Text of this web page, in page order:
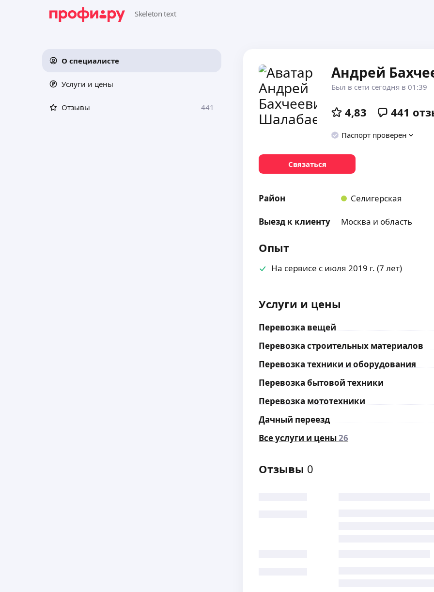
О специалисте
Услуги и цены
Отзывы 441
Андрей
Был в сети сегодня в 01:39
4,83 441
Паспорт проверен
Связаться
Район Селигерская
Выезд к клиенту Москва и область
Опыт
На сервисе с июля 2019 г. (7 лет)
Услуги и цены
Перевозка вещей
Перевозка строительных материалов
Перевозка техники и оборудования
Перевозка бытовой техники
Перевозка мототехники
Дачный переезд
Все услуги и цены26
Отзывы 0